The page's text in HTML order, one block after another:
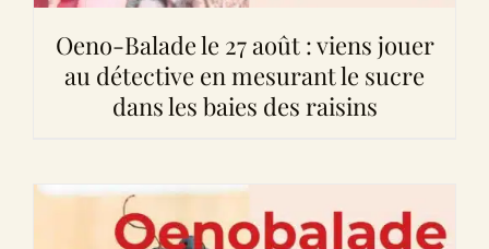
Oeno-Balade le 27 août : viens jouer
au détective en mesurant le sucre
dans les baies des raisins